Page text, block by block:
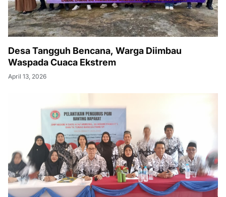
Desa Tangguh Bencana, Warga Diimbau
Waspada Cuaca Ekstrem
April 13, 2026